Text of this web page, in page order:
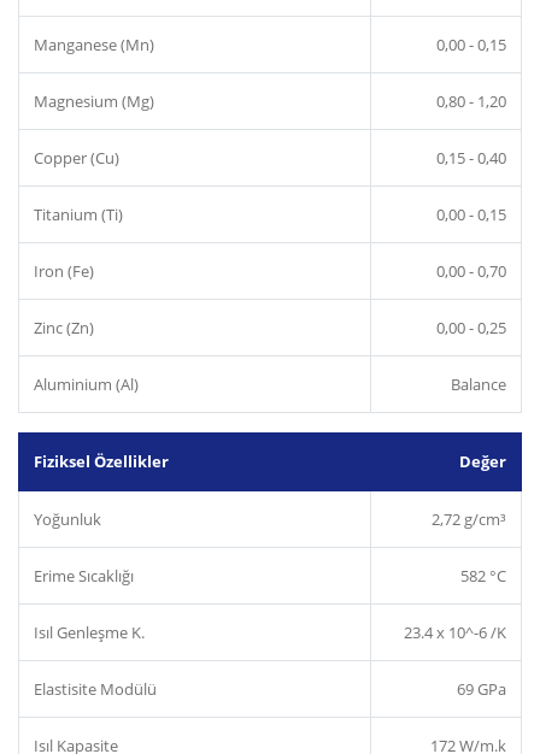
Manganese (Mn) 0,00 - 0,15
Magnesium (Mg) 0,80 - 1,20
Copper (Cu) 0,15 - 0,40
Titanium (Ti) 0,00 - 0,15
Iron (Fe) 0,00 - 0,70
Zinc (Zn) 0,00 - 0,25
Aluminium (Al) Balance
Fiziksel Özellikler Değer
Yoğunluk 2,72 g/cm³
Erime Sıcaklığı 582 °C
Isıl Genleşme K. 23.4 x 10^-6 /K
Elastisite Modülü 69 GPa
Isıl Kapasite 172 W/m.k